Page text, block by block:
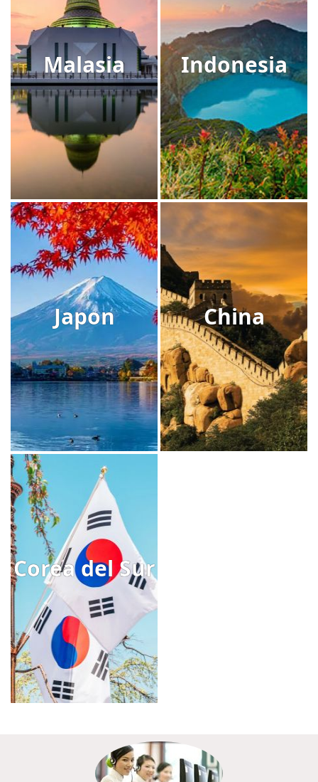
Malasia Indonesia
Japon China
Corea del Sur